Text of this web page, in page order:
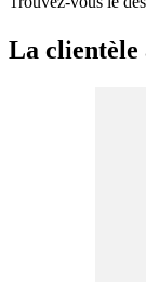
La clientèle